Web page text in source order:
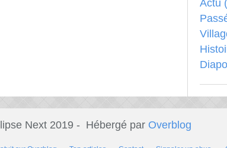
Actu
Next 2019 - Hébergé par Overblog